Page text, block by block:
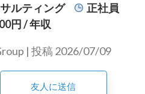
ルティング
正社員
円/ 年収
| 投稿 2026/07/09
友人に送信